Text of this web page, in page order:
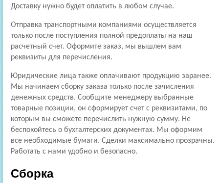
Доставку нужно будет оплатить в любом случае.
Отправка транспортными компаниями осуществляется
только после поступления полной предоплаты на наш
расчетный счет. Оформите заказ, мы вышлем вам
реквизиты для перечисления.
Юридические лица также оплачивают продукцию заранее.
Мы начинаем сборку заказа только после зачисления
денежных средств. Сообщите менеджеру выбранные
товарные позиции, он сформирует счет с реквизитами, по
которым вы сможете перечислить нужную сумму. Не
беспокойтесь о бухгалтерских документах. Мы оформим
все необходимые бумаги. Сделки максимально прозрачны.
Работать с нами удобно и безопасно.
Сборка